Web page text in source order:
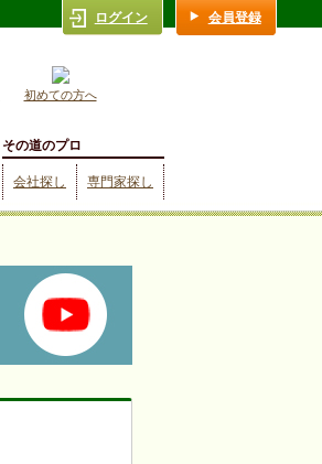
初めての方へ
その道のプロ
会社探し 専門家探し
ログイン 会員登録